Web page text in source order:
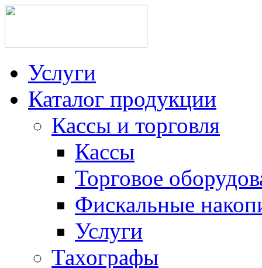
Услуги
Каталог продукции
Кассы и торговля
Кассы
Торговое
Фискальные
Услуги
Тахографы